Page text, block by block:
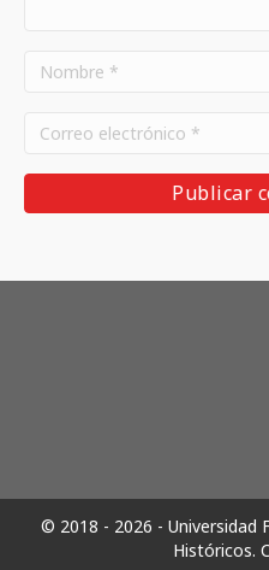
© 2018 - 2026 - Universidad
Históricos.